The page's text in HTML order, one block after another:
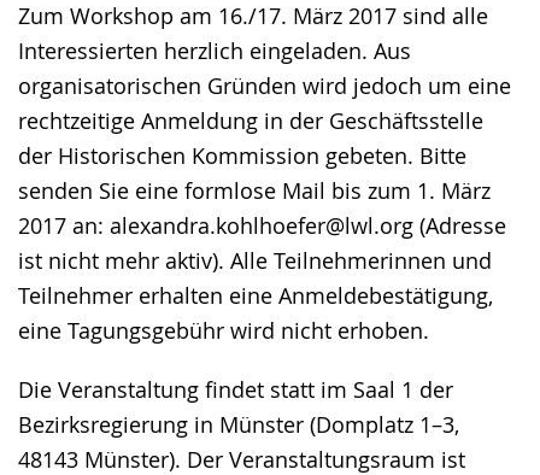
Zum Workshop am 16./17. März 2017 sind alle
Interessierten herzlich eingeladen. Aus
organisatorischen Gründen wird jedoch um eine
rechtzeitige Anmeldung in der Geschäftsstelle
der Historischen Kommission gebeten. Bitte
senden Sie eine formlose Mail bis zum 1. März
2017 an: alexandra.kohlhoefer@lwl.org (Adresse
ist nicht mehr aktiv). Alle Teilnehmerinnen und
Teilnehmer erhalten eine Anmeldebestätigung,
eine Tagungsgebühr wird nicht erhoben.
Die Veranstaltung findet statt im Saal 1 der
Bezirksregierung in Münster (Domplatz 1–3,
48143 Münster). Der Veranstaltungsraum ist